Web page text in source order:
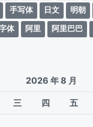
手写体 日文 明朝
体 阿里 阿里巴巴
2026 年 8 月
三 四 五